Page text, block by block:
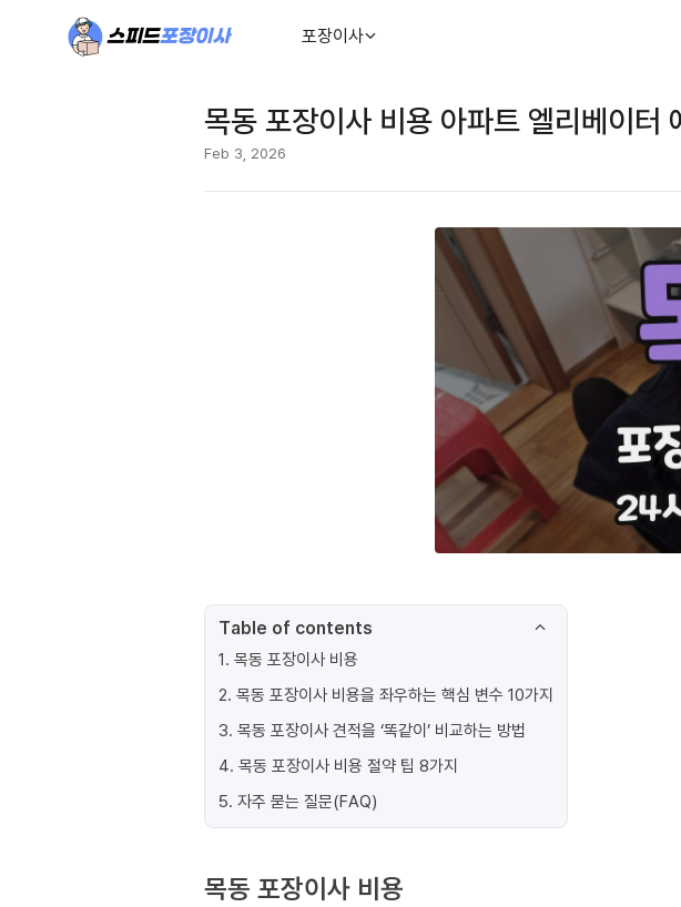
포장이사
목동 포장이사 비용 아파트 엘리베이터
Feb 3, 2026
Table of contents
1. 목동 포장이사 비용
2. 목동 포장이사 비용을 좌우하는 핵심 변수 10가지
3. 목동 포장이사 견적을 ‘똑같이’ 비교하는 방법
4. 목동 포장이사 비용 절약 팁 8가지
5. 자주 묻는 질문(FAQ)
목동 포장이사 비용